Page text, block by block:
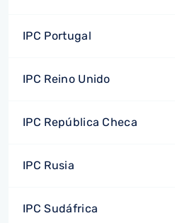
IPC Portugal
IPC Reino Unido
IPC República Checa
IPC Rusia
IPC Sudáfrica